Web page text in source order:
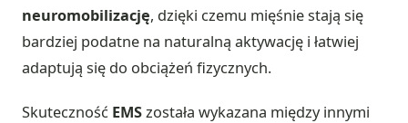
neuromobilizację, dzięki czemu mięśnie stają się
bardziej podatne na naturalną aktywację i łatwiej
adaptują się do obciążeń fizycznych.
Skuteczność EMSzostała wykazana między innymi